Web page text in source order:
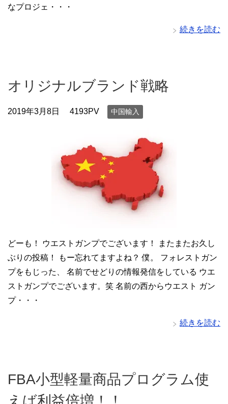
なプロジェ・・・
続きを読む
オリジナルブランド戦略
2019年3月8日 4193PV 中国輸入
どーも！ ウエストガンプでございます！ またまたお久し
ぶりの投稿！ もー忘れてますよね？ 僕。 フォレストガン
プをもじった、 名前でせどりの情報発信をしている ウエ
ストガンプでございます。笑 名前の西からウエスト ガン
プ・・・
続きを読む
FBA小型軽量商品プログラム使